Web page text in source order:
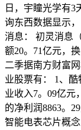
日，宇瞳光学有3
询东西数据显示
消息： 初灵消息
额20。71亿元，
二季据南方财富
业股票有： 1、酷
业收入7。09亿元
的净利润8863。
智能电表芯片概